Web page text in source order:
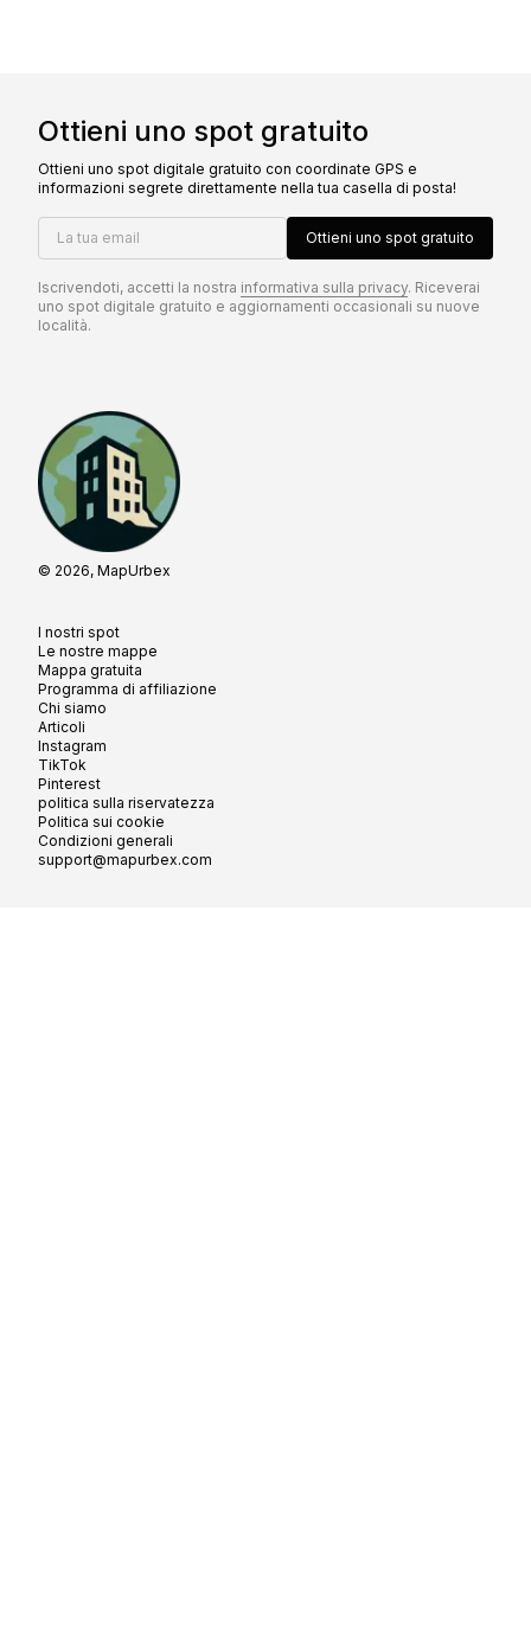
© 2026, MapUrbex
I nostri spot
Le nostre mappe
Mappa gratuita
Programma di affiliazione
Chi siamo
Articoli
Instagram
TikTok
Pinterest
politica sulla riservatezza
Politica sui cookie
Condizioni generali
support@mapurbex.com
Ottieni uno spot gratuito
Ottieni uno spot digitale gratuito con coordinate GPS e
informazioni segrete direttamente nella tua casella di posta!
La tua email Ottieni uno spot gratuito
Iscrivendoti, accetti la nostra informativa sulla privacy. Riceverai
uno spot digitale gratuito e aggiornamenti occasionali su nuove
località.